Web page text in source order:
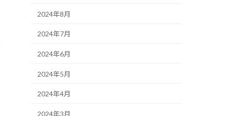
2024年8月
2024年7月
2024年6月
2024年5月
2024年4月
2024年3月